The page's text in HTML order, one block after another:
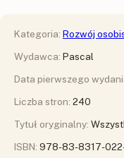
Kategoria: Rozwój
Wydawca: Pascal
Data pierwszego
Liczba stron: 240
Tytuł oryginalny:
ISBN: 978-83-8317-